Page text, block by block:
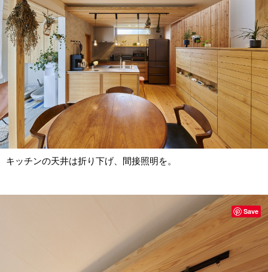
キッチンの天井は折り下げ、間接照明を。
Save